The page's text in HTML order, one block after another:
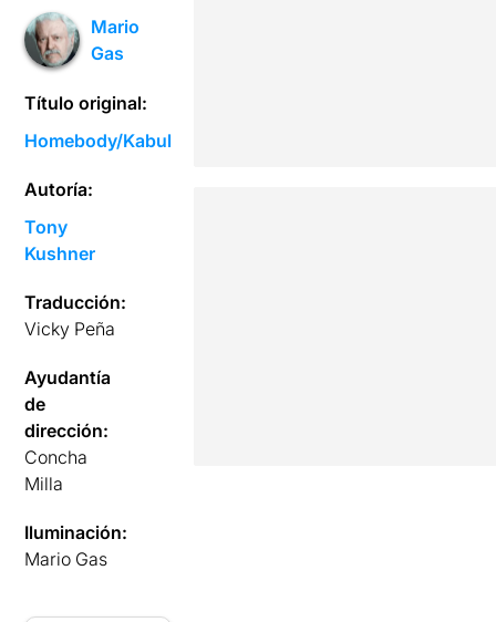
Mario
Gas
Título original:
Homebody/Kabul
Autoría:
Tony
Kushner
Traducción:
Vicky Peña
Ayudantía
de
dirección:
Concha
Milla
Iluminación:
Mario Gas